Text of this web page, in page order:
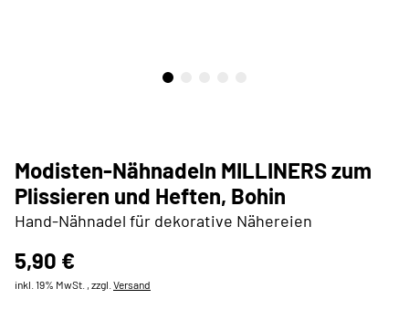
Modisten-Nähnadeln MILLINERS zum
Plissieren und Heften, Bohin
Hand-Nähnadel für dekorative Nähereien
5,90 €
inkl. 19% MwSt. , zzgl. Versand